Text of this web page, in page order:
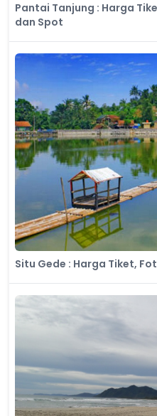
Pantai Tanjung : Harga
dan Spot
Situ Gede : Harga Tiket,